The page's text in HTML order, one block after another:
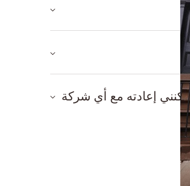
إعادته مع أي شركة